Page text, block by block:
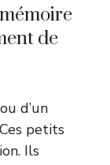
de
d’un
petits
Ils